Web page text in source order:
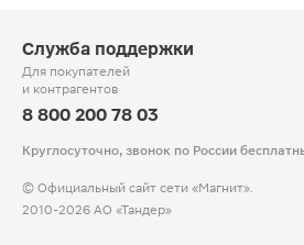
Служба поддержки
Для покупателей
и контрагентов
8 800 200 78 03
Круглосуточно, звонок по России
© Официальный сайт сети «Магнит».
2010-2026 АО «Тандер»